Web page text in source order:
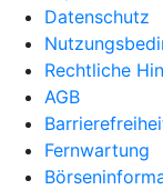
Datenschutz
Rechtliche
AGB
Fernwartung